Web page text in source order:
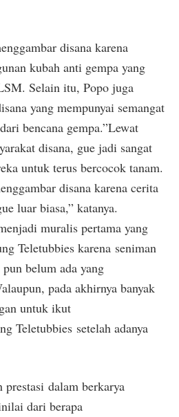
disana karena
kubah anti gempa yang
Selain itu, Popo juga
yang mempunyai semangat
bencana gempa.”Lewat
disana, gue jadi sangat
untuk terus bercocok tanam.
disana karena cerita
luar biasa,” katanya.
muralis pertama yang
Teletubbies karena seniman
belum ada yang
pada akhirnya banyak
untuk ikut
Teletubbies setelah adanya
prestasi dalam berkarya
dari berapa